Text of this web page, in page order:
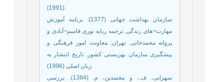
(1991).
سازمان بهداشت جهانی (1377). برنامه آموزش
مهارت¬های زندگی. ترجمه ربابه نوری قاسم¬آبادی و
پروانه محمدخانی. تهران: معاونت امور فرهنگی و
پیشگیری سازمان بهزیستی کشور. تاریخ انتشار به
زبان اصلی (1996).
سهرابی، ف.، و معتمدین، م. (1384). بررسی